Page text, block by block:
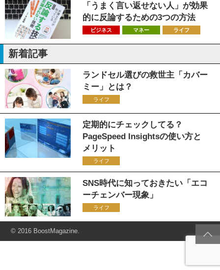
「うまく言い返せない人」が効果
的に反論するための3つの方法
ビジネス マネー ライフ
新着記事
ランドセル選びの救世主「カバー
ミー」とは？
ライフ
定期的にチェックしてる？
PageSpeed Insightsの使い方と
メリット
ライフ
SNS時代に知っておきたい「エコ
ーチェンバー現象」
ライフ
© 2016 BoostMagazine.